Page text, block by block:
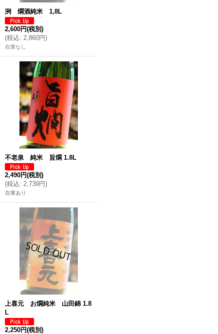
洌 燗酒純米 1,8L
2,600円(税別)
(税込: 2,860円)
在庫なし
不老泉 純米 旨燗 1.8L
2,490円(税別)
(税込: 2,739円)
在庫あり
上喜元 お燗純米 山田錦 1.8
L
2,250円(税別)